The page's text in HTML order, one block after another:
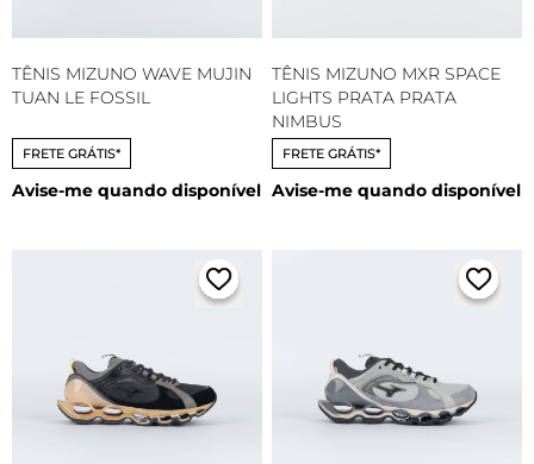
TÊNIS MIZUNO WAVE MUJIN
TUAN LE FOSSIL
FRETE GRÁTIS*
Avise-me quando disponível
TÊNIS MIZUNO MXR SPACE
LIGHTS PRATA PRATA
NIMBUS
FRETE GRÁTIS*
Avise-me quando disponível